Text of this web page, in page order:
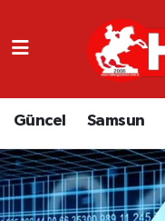
Güncel Samsun
GÜNCEL
SAMSUN
SAMSUNSPOR
EKONOMİ